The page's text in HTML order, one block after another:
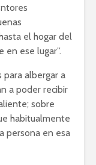
el hogar del
en ese lugar”.
para albergar a
a poder recibir
sobre
habitualmente
persona en esa